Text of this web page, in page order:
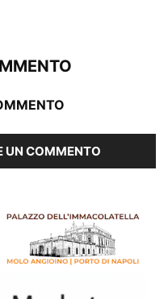
UN COMMENTO